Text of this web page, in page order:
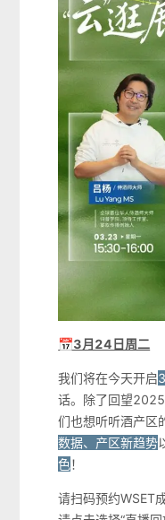
📅3月24日周二
我们将在今天开启
话。除了回望
们也想听听酒产区
数据、产区新趋势
色！
请扫码预约WSET